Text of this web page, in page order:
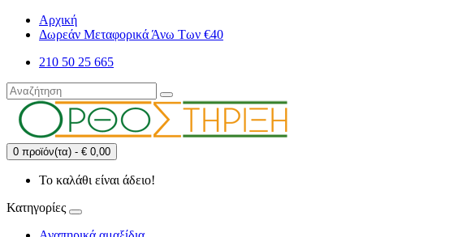
Αρχική
Δωρεάν Μεταφορικά Άνω Των €40
210 50 25 665
0 προϊόν(τα) - € 0,00
Το καλάθι είναι άδειο!
Κατηγορίες